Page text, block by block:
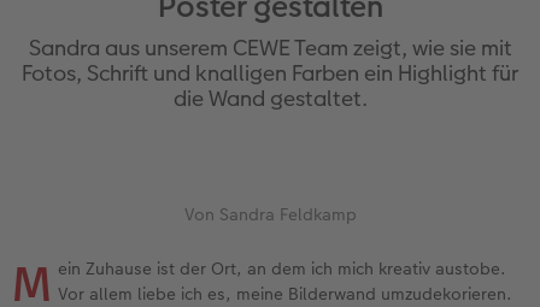
Erinnerungstasche
Personalisierter Schuber
Reisefotobuch
Fotocollage
hexxas
Hartschaum
Fotosets
Fotosticker
Fotogrößen & Formate
Sofortfotos
Sofortsticker
Sofortfotostreifen
Fototassen
Emaille Becher
Textilien
Babykarten
Geburtskarten
Digitale Grußkarte
Silikonhüllen
Handykette
Bio-based Case
Wandkalender Fineline
Kundenbeispiele
Kalender mit fertigem Design
für Männer
für Frauen
für Tierfreunde
Baby
Erste Schritte
Softwaretipps
Neue Funktionen
Erste Schritte
Sandra aus unserem CEWE Team zeigt, wie sie mit
Fotos, Schrift und knalligen Farben ein Highlight für
die Wand gestaltet.
Von Sandra Feldkamp
M ein Zuhause ist der Ort, an dem ich mich kreativ austobe.
Vor allem liebe ich es, meine Bilderwand umzudekorieren.